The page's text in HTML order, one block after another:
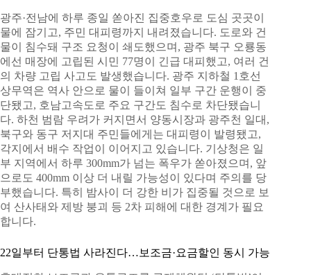
광주·전남에 하루 종일 쏟아진 집중호우로 도심 곳곳이
물에 잠기고, 주민 대피령까지 내려졌습니다. 도로와 건
물이 침수돼 구조 요청이 쇄도했으며, 광주 북구 오룡동
에선 매장에 고립된 시민 77명이 긴급 대피했고, 여러 건
의 차량 고립 사고도 발생했습니다. 광주 지하철 1호선
상무역은 역사 안으로 물이 들이쳐 일부 구간 운행이 중
단됐고, 호남고속도로 주요 구간도 침수로 차단됐습니
다. 하천 범람 우려가 커지면서 양동시장과 광주천 일대,
북구와 동구 저지대 주민들에게는 대피령이 발령됐고,
각지에서 배수 작업이 이어지고 있습니다. 기상청은 일
부 지역에서 하루 300mm가 넘는 폭우가 쏟아졌으며, 앞
으로도 400mm 이상 더 내릴 가능성이 있다며 주의를 당
부했습니다. 특히 밤사이 더 강한 비가 집중될 것으로 보
여 산사태와 제방 붕괴 등 2차 피해에 대한 경계가 필요
합니다.
22일부터 단통법 사라진다…보조금·요금할인 동시 가능